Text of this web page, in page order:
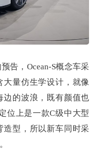
告，Ocean-S概念车采
大量仿生学设计，就像
边的波浪，既有颜值也
位上是一款C级中大型
造型，所以新车同时采